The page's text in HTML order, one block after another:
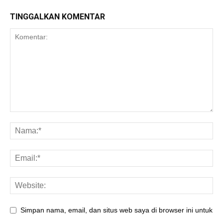
TINGGALKAN KOMENTAR
Simpan nama, email, dan situs web saya di browser ini untuk